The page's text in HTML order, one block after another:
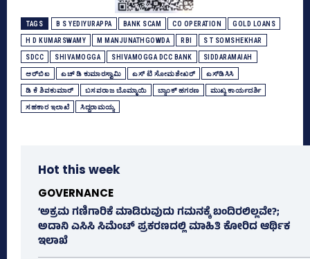
TAGS B S YEDIYURAPPA BANK SCAM CO OPERATION GOLD LOANS
H D KUMARSWAMY M MANJUNATHGOWDA RBI S T SOMSHEKHAR
SDCC SHIVAMOGGA SHIVAMOGGA DCC BANK SIDDARAMAIAH
ಆರ್‌ಬಿಐ ಎಚ್‌ ಡಿ ಕುಮಾರಸ್ವಾಮಿ ಎಸ್‌ ಟಿ ಸೋಮಶೇಖರ್‌ ಎಸ್‌ಡಿಸಿಸಿ
ಡಿ ಕೆ ಶಿವಕುಮಾರ್ ಬಸವರಾಜ ಬೊಮ್ಮಾಯಿ ಬ್ಯಾಂಕ್‌ ಹಗರಣ ಮುಖ್ಯ ಕಾರ್ಯದರ್ಶಿ
ಸಹಕಾರ ಇಲಾಖೆ ಸಿದ್ದರಾಮಯ್ಯ
Hot this week
GOVERNANCE
‘ಅಕ್ರಮ ಗಣಿಗಾರಿಕೆ ಮಾಡಿರುವುದು ಗಮನಕ್ಕೆ ಬಂದಿರಲಿಲ್ಲವೇ?;
ಅದಾನಿ ಎಸಿಸಿ ಸಿಮೆಂಟ್ ಪ್ರಕರಣದಲ್ಲಿ ಮಾಹಿತಿ ಕೋರಿದ ಆರ್ಥಿಕ
ಇಲಾಖೆ